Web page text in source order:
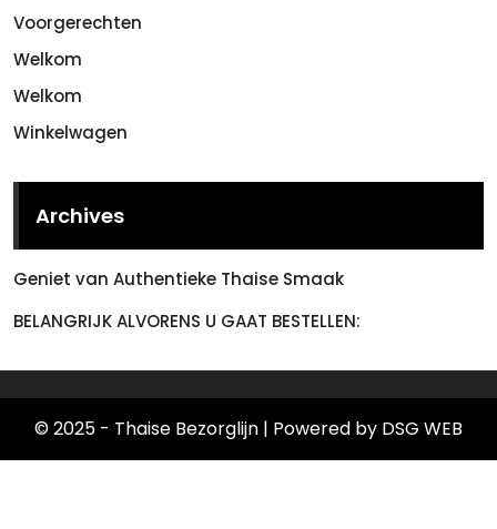
Voorgerechten
Welkom
Welkom
Winkelwagen
Archives
Geniet van Authentieke Thaise Smaak
BELANGRIJK ALVORENS U GAAT BESTELLEN:
© 2025 - Thaise Bezorglijn | Powered by DSG WEB